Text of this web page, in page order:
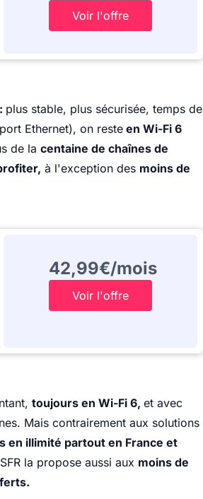
Voir l'offre
plus stable, plus sécurisée, temps de
Ethernet), on resteen Wi-Fi 6
de la centaine de chaînes de
à l'exception des moins de
42,99€/mois
Voir l'offre
toujours en Wi-Fi 6, et avec
Mais contrairement aux solutions
en illimité partout en France et
SFR la propose aussi aux moins de